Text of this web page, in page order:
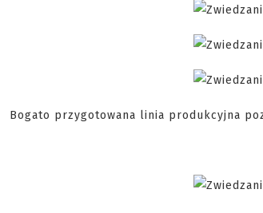
Bogato przygotowana linia produkcyjna